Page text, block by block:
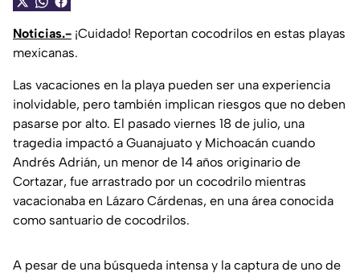
Noticias.- ¡Cuidado! Reportan cocodrilos en estas playas
mexicanas.
Las vacaciones en la playa pueden ser una experiencia
inolvidable, pero también implican riesgos que no deben
pasarse por alto. El pasado viernes 18 de julio, una
tragedia impactó a Guanajuato y Michoacán cuando
Andrés Adrián, un menor de 14 años originario de
Cortazar, fue arrastrado por un cocodrilo mientras
vacacionaba en Lázaro Cárdenas, en una área conocida
como santuario de cocodrilos.
A pesar de una búsqueda intensa y la captura de uno de